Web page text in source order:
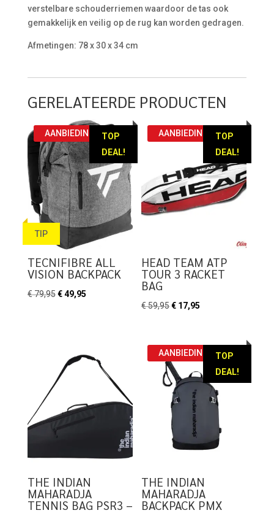
verstelbare schouderriemen waardoor de tas ook
gemakkelijk en veilig op de rug kan worden gedragen.
Afmetingen: 78 x 30 x 34 cm
GERELATEERDE PRODUCTEN
TOP
DEAL!
TIP
AANBIEDING!
TECNIFIBRE ALL
VISION BACKPACK
€79,95 Oorspronkelijke
€49,95Huidige
TOP
DEAL!
AANBIEDING!
HEAD TEAM ATP
TOUR 3 RACKET
BAG
€59,95Oorspronkelijke
€ 59,95.
€ 17,95
€ 17,95.
THE INDIAN
MAHARADJA
TENNIS BAG PSR3 –
TOP
DEAL!
AANBIEDING!
THE INDIAN
MAHARADJA
BACKPACK PMX